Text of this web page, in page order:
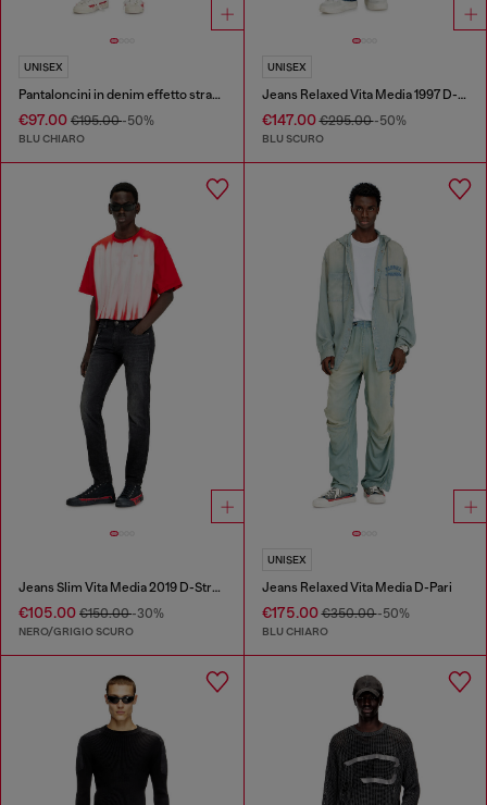
UNISEX
Pantaloncini in denim effetto strappato
€97.00 €195.00-50%
BLU CHIARO
UNISEX
Jeans Relaxed Vita Media 1997 D-Enim-M
€147.00€295.00-50%
BLU SCURO
Jeans Slim Vita Media 2019 D-Strukt
€105.00 €150.00-30%
NERO/GRIGIO SCURO
UNISEX
Jeans Relaxed Vita Media D-Pari
€175.00€350.00-50%
BLU CHIARO